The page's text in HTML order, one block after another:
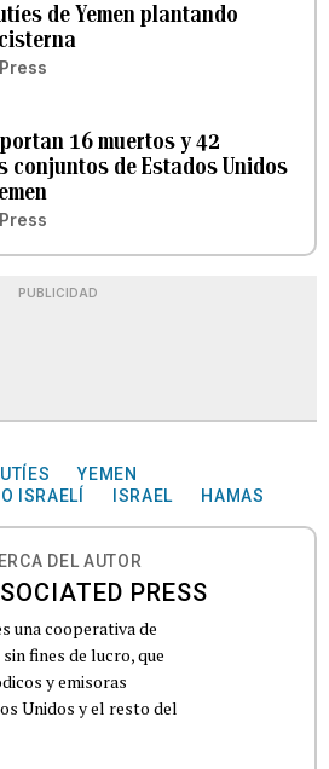
de Yemen plantando
16 muertos y 42
conjuntos de Estados Unidos
PUBLICIDAD
YEMEN
ISRAELÍ
ISRAEL HAMAS
DEL AUTOR
PRESS
una cooperativa de
fines de lucro, que
y emisoras
Unidos y el resto del